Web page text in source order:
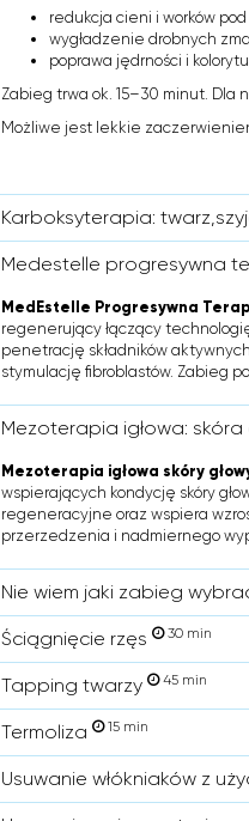
redukcja cieni i worków
wygładzenie drobnych
poprawa jędrności i
Zabieg trwa ok. 15–30 minut.
Możliwe jest lekkie
Karboksyterapia:
Medestelle progresywna
MedEstelle Progresywna
regenerujący łączący
penetrację składników
stymulację fibroblastów. Zabieg
Mezoterapia igłowa: skóra
Mezoterapia igłowa skóry
wspierających kondycję skóry
regeneracyjne oraz wspiera
przerzedzenia i nadmiernego
Nie wiem jaki zabieg
Ściągnięcie rzęs 30 min
Tapping twarzy 45 min
Termoliza 15 min
Usuwanie włókniaków z